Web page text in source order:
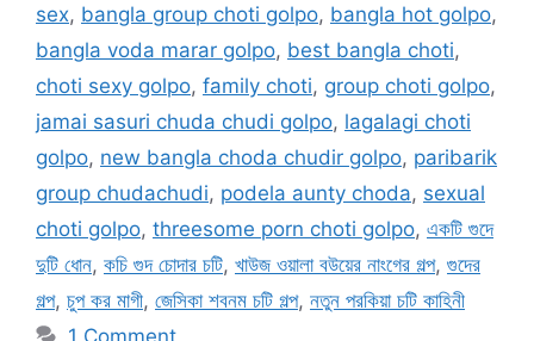
sex, bangla group choti golpo, bangla hot golpo,
bangla voda marar golpo, best bangla choti,
choti sexy golpo, family choti, group choti golpo,
jamai sasuri chuda chudi golpo, lagalagi choti
golpo, new bangla choda chudir golpo, paribarik
group chudachudi, podela aunty choda, sexual
choti golpo, threesome porn choti golpo, একটি গুদে
দুটি ধোন, কচি গুদ চোদার চটি, খাউজ ওয়ালা বউয়ের নাংগের গল্প, গুদের
গল্প, চুপ কর মাগী, জেসিকা শবনম চটি গল্প, নতুন পরকিয়া চটি কাহিনী
1 Comment